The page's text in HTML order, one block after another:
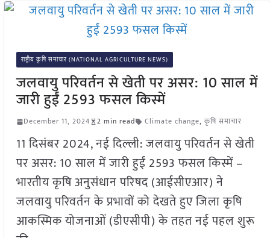
राष्ट्रीय कृषि समाचार (NATIONAL AGRICULTURE NEWS)
जलवायु परिवर्तन से खेती पर असर: 10 साल में
जारी हुईं 2593 फसल किस्में
December 11, 2024 2 min read Climate change, कृषि समाचार
11 दिसंबर 2024, नई दिल्ली: जलवायु परिवर्तन से खेती
पर असर: 10 साल में जारी हुईं 2593 फसल किस्में –
भारतीय कृषि अनुसंधान परिषद (आईसीएआर) ने
जलवायु परिवर्तन के प्रभावों को देखते हुए जिला कृषि
आकस्मिक योजनाओं (डीएसीपी) के तहत नई पहल शुरू